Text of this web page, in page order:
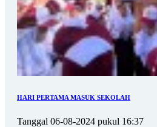
HARI PERTAMA MASUK SEKOLAH
Tanggal 06-08-2024 pukul 16:37